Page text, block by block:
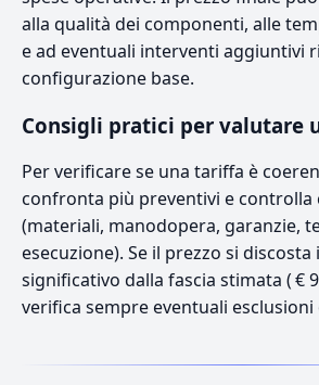
alla qualità dei componenti, alle
e ad eventuali interventi aggiuntivi
configurazione base.
Consigli pratici per valutare
Per verificare se una tariffa è
confronta più preventivi e controlla
(materiali, manodopera, garanzie,
esecuzione). Se il prezzo si discosta
significativo dalla fascia stimata ( €
verifica sempre eventuali esclusioni